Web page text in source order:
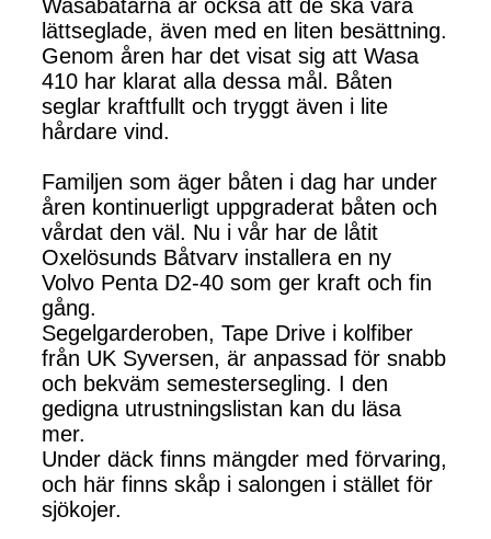
Wasabåtarna är också att de ska vara
lättseglade, även med en liten besättning.
Genom åren har det visat sig att Wasa
410 har klarat alla dessa mål. Båten
seglar kraftfullt och tryggt även i lite
hårdare vind.
Familjen som äger båten i dag har under
åren kontinuerligt uppgraderat båten och
vårdat den väl. Nu i vår har de låtit
Oxelösunds Båtvarv installera en ny
Volvo Penta D2-40 som ger kraft och fin
gång.
Segelgarderoben, Tape Drive i kolfiber
från UK Syversen, är anpassad för snabb
och bekväm semestersegling. I den
gedigna utrustningslistan kan du läsa
mer.
Under däck finns mängder med förvaring,
och här finns skåp i salongen i stället för
sjökojer.